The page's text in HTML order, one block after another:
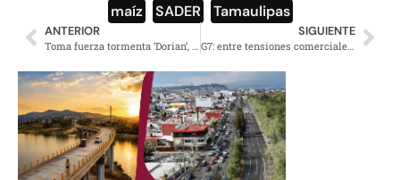
maíz SADER Tamaulipas
ANTERIOR SIGUIENTE
G7: entre tensiones comerciales y la crisis de la Amazonia